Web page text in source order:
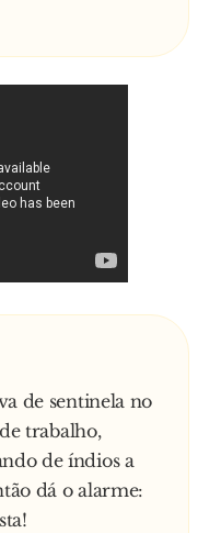
de sentinela no
trabalho,
de índios a
dá o alarme: